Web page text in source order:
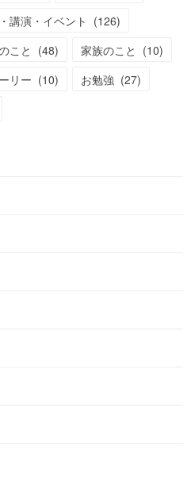
講演・イベント (126)
こと (48) 家族のこと (10)
リー (10) お勉強 (27)